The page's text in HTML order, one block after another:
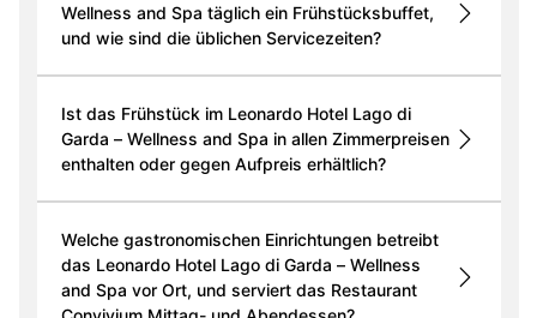
Wellness and Spa täglich ein Frühstücksbuffet,
und wie sind die üblichen Servicezeiten?
Ist das Frühstück im Leonardo Hotel Lago di
Garda – Wellness and Spa in allen Zimmerpreisen
enthalten oder gegen Aufpreis erhältlich?
Welche gastronomischen Einrichtungen betreibt
das Leonardo Hotel Lago di Garda – Wellness
and Spa vor Ort, und serviert das Restaurant